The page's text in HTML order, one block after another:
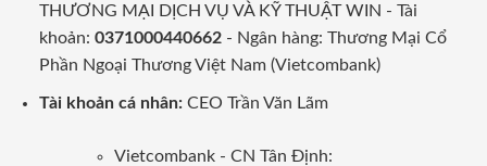
THƯƠNG MẠI DỊCH VỤ VÀ KỸ THUẬT WIN - Tài
khoản: 0371000440662- Ngân hàng: Thương Mại Cổ
Phần Ngoại Thương Việt Nam (Vietcombank)
Tài khoản cá nhân: CEO Trần Văn Lãm
Vietcombank - CN Tân Định: